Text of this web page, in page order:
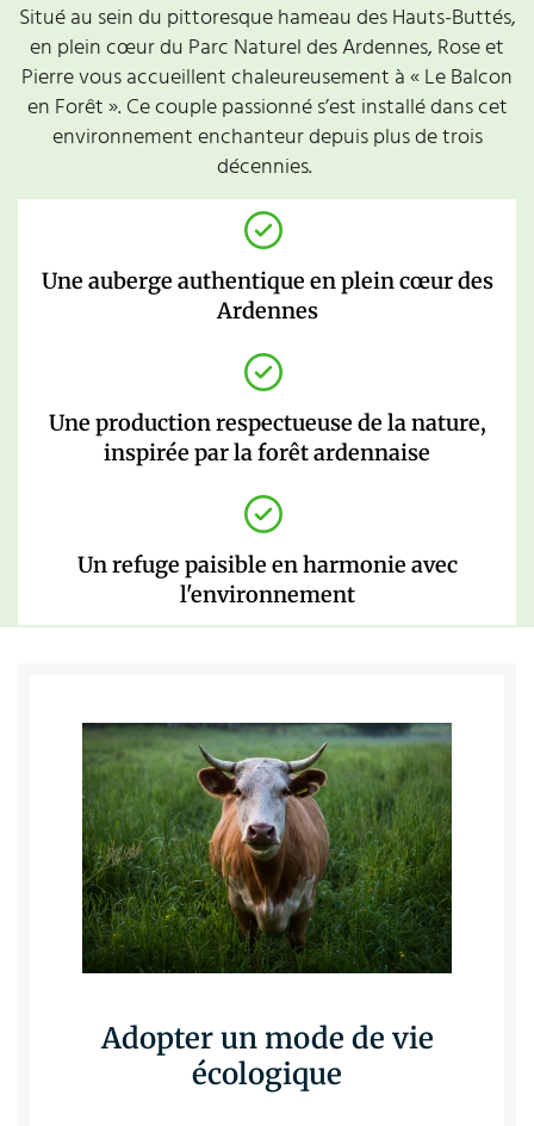
Situé au sein du pittoresque hameau des Hauts-Buttés,
en plein cœur du Parc Naturel des Ardennes, Rose et
Pierre vous accueillent chaleureusement à « Le Balcon
en Forêt ». Ce couple passionné s’est installé dans cet
environnement enchanteur depuis plus de trois
décennies.
Une auberge authentique en plein cœur des
Ardennes
Une production respectueuse de la nature,
inspirée par la forêt ardennaise
Un refuge paisible en harmonie avec
l'environnement
Adopter un mode de vie
écologique